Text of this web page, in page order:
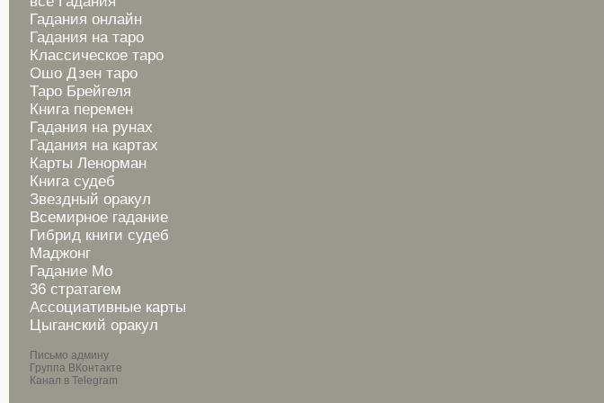
Гадания онлайн
Гадания на таро
Классическое таро
Ошо Дзен таро
Таро Брейгеля
Книга перемен
Гадания на рунах
Гадания на картах
Карты Ленорман
Книга судеб
Звездный оракул
Всемирное гадание
Гибрид книги судеб
Маджонг
Гадание Мо
36 стратагем
Ассоциативные карты
Цыганский оракул
Письмо админу
Группа ВКонтакте
Канал в Telegram